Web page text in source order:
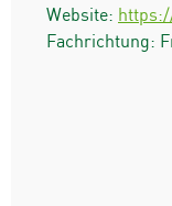
Website:
Fachrichtung: